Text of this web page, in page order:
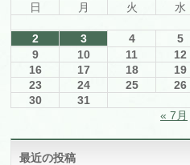
日
月 火 水
2
3 4 5
9
10 11 12
16
17 18 19
23
24 25 26
30
31
« 7月
最近の投稿